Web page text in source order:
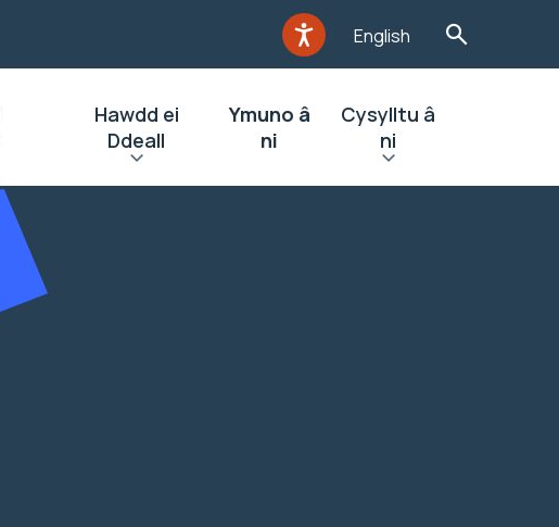
English
Hawdd ei
Ddeall
Ymuno â
ni
Cysylltu â
ni